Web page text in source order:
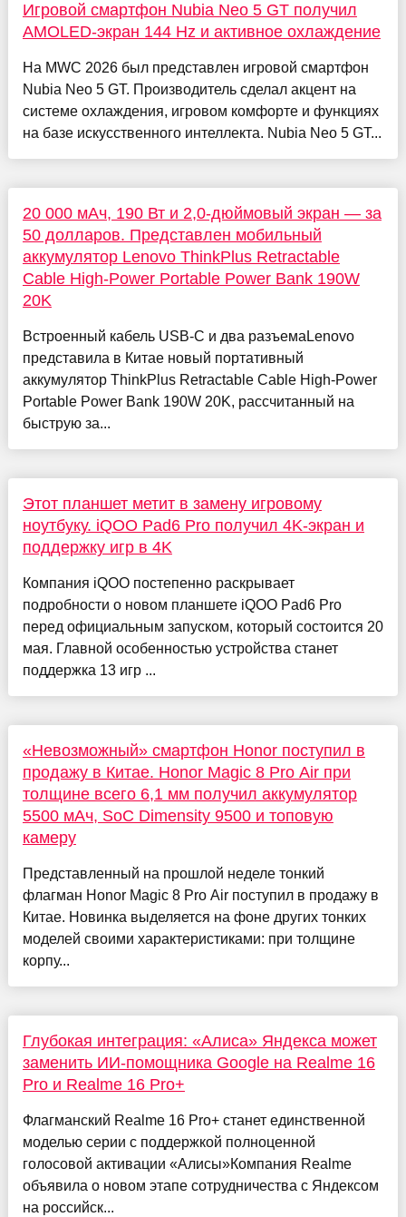
Игровой смартфон Nubia Neo 5 GT получил
AMOLED-экран 144 Hz и активное охлаждение
На MWC 2026 был представлен игровой смартфон
Nubia Neo 5 GT. Производитель сделал акцент на
системе охлаждения, игровом комфорте и функциях
на базе искусственного интеллекта. Nubia Neo 5 GT...
20 000 мАч, 190 Вт и 2,0-дюймовый экран — за
50 долларов. Представлен мобильный
аккумулятор Lenovo ThinkPlus Retractable
Cable High-Power Portable Power Bank 190W
20K
Встроенный кабель USB-C и два разъемаLenovo
представила в Китае новый портативный
аккумулятор ThinkPlus Retractable Cable High-Power
Portable Power Bank 190W 20K, рассчитанный на
быструю за...
Этот планшет метит в замену игровому
ноутбуку. iQOO Pad6 Pro получил 4K-экран и
поддержку игр в 4K
Компания iQOO постепенно раскрывает
подробности о новом планшете iQOO Pad6 Pro
перед официальным запуском, который состоится 20
мая. Главной особенностью устройства станет
поддержка 13 игр ...
«Невозможный» смартфон Honor поступил в
продажу в Китае. Honor Magic 8 Pro Air при
толщине всего 6,1 мм получил аккумулятор
5500 мАч, SoC Dimensity 9500 и топовую
камеру
Представленный на прошлой неделе тонкий
флагман Honor Magic 8 Pro Air поступил в продажу в
Китае. Новинка выделяется на фоне других тонких
моделей своими характеристиками: при толщине
корпу...
Глубокая интеграция: «Алиса» Яндекса может
заменить ИИ-помощника Google на Realme 16
Pro и Realme 16 Pro+
Флагманский Realme 16 Pro+ станет единственной
моделью серии с поддержкой полноценной
голосовой активации «Алисы»Компания Realme
объявила о новом этапе сотрудничества с Яндексом
на российск...